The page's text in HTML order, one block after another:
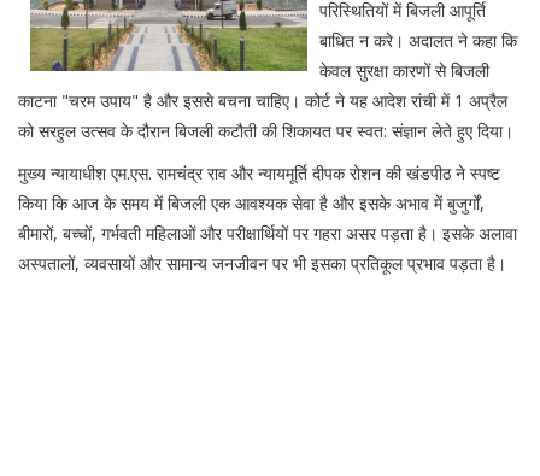
परिस्थितियों में बिजली आपूर्ति
बाधित न करे। अदालत ने कहा कि
केवल सुरक्षा कारणों से बिजली
काटना "चरम उपाय" है और इससे बचना चाहिए। कोर्ट ने यह आदेश रांची में 1 अप्रैल
को सरहुल उत्सव के दौरान बिजली कटौती की शिकायत पर स्वत: संज्ञान लेते हुए दिया।
मुख्य न्यायाधीश एम.एस. रामचंद्र राव और न्यायमूर्ति दीपक रोशन की खंडपीठ ने स्पष्ट
किया कि आज के समय में बिजली एक आवश्यक सेवा है और इसके अभाव में बुजुर्गों,
बीमारों, बच्चों, गर्भवती महिलाओं और परीक्षार्थियों पर गहरा असर पड़ता है। इसके अलावा
अस्पतालों, व्यवसायों और सामान्य जनजीवन पर भी इसका प्रतिकूल प्रभाव पड़ता है।